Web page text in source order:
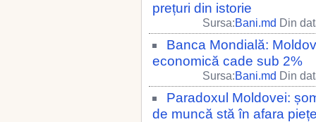
prețuri din istorie
Sursa:Bani.md Din
Banca Mondială:
economică cade sub 2%
Sursa:Bani.md Din
Paradoxul Moldovei:
de muncă stă în afara